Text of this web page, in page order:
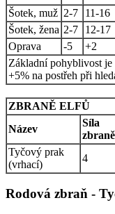
Šotek, muž 2-7 11-16
Šotek, žena 2-7 12-17
Oprava
-5 +2
Základní pohyblivost je
+5% na postřeh při
ZBRANĚ ELFŮ
Název
Síla
zbraně
Tyčový prak
(vrhací)
4
Rodová zbraň -